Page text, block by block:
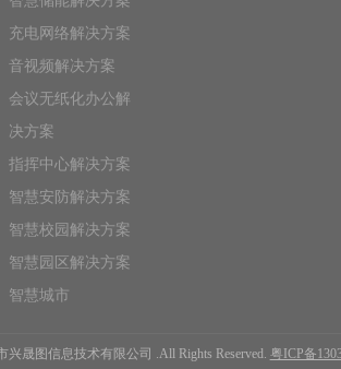
充电网络解决方案
音视频解决方案
会议无纸化办公解
决方案
指挥中心解决方案
智慧安防解决方案
智慧校园解决方案
智慧园区解决方案
智慧城市
兴晟图信息技术有限公司 .All Rights Reserved. 粤ICP备